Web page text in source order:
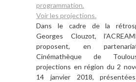
programmation.
Voir les projections.
Dans le cadre de la
Georges Clouzot, l’
proposent, en
Cinémathèque de
projections en région du 2
14 janvier 2018,